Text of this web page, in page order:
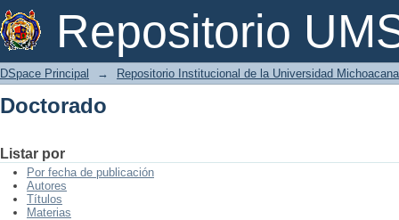
Repositorio
Doctorado
DSpace Principal → Repositorio Institucional de la Universidad
Doctorado
Listar por
Por fecha de publicación
Autores
Títulos
Materias